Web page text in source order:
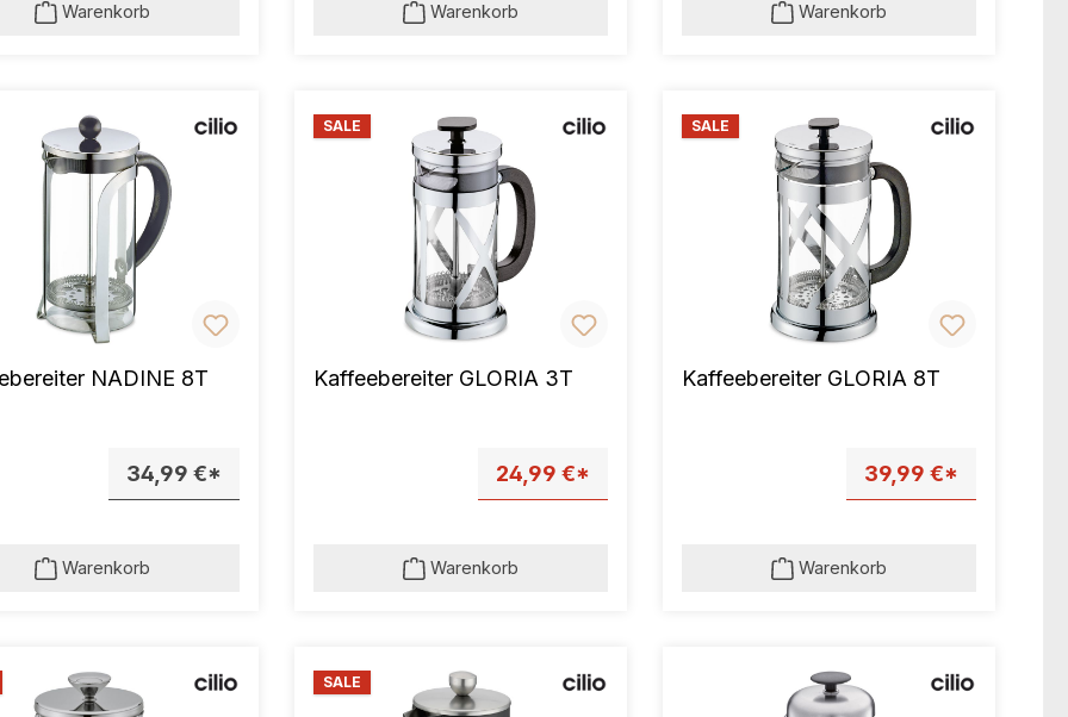
Warenkorb Warenkorb Warenkorb
NADINE 8T
34,99 €*
Warenkorb
SALE
Kaffeebereiter GLORIA 3T
24,99 €*
Warenkorb
SALE
Kaffeebereiter GLORIA 8T
39,99 €*
Warenkorb
SALE